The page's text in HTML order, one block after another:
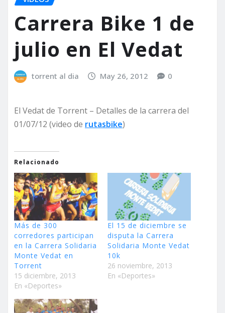
Carrera Bike 1 de
julio en El Vedat
torrent al dia May 26, 2012 0
El Vedat de Torrent – Detalles de la carrera del
01/07/12 (video de rutasbike)
Relacionado
Más de 300
corredores participan
en la Carrera Solidaria
Monte Vedat en
Torrent
15 diciembre, 2013
En «Deportes»
El 15 de diciembre se
disputa la Carrera
Solidaria Monte Vedat
10k
26 noviembre, 2013
En «Deportes»